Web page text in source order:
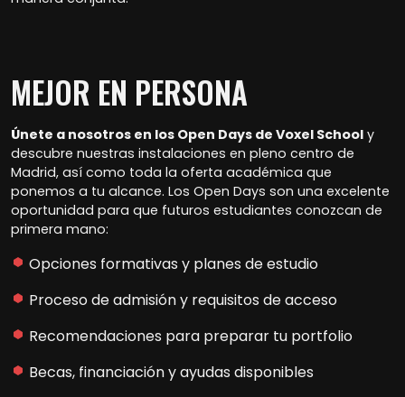
MEJOR EN PERSONA
Únete a nosotros en los Open Days de Voxel School y
descubre nuestras instalaciones en pleno centro de
Madrid, así como toda la oferta académica que
ponemos a tu alcance. Los Open Days son una excelente
oportunidad para que futuros estudiantes conozcan de
primera mano:
Opciones formativas y planes de estudio
Proceso de admisión y requisitos de acceso
Recomendaciones para preparar tu portfolio
Becas, financiación y ayudas disponibles